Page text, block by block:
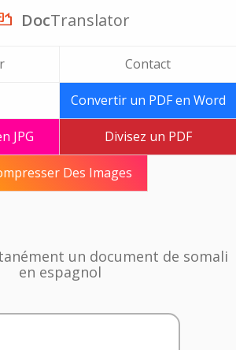
DocTranslator
Contact
Convertir un PDF en Word
JPG Divisez un PDF
Des Images
un document de somali
en espagnol